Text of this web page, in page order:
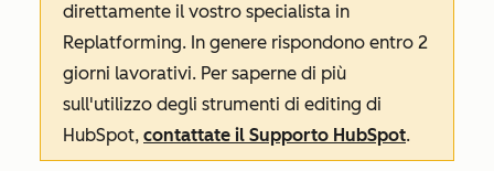
direttamente il vostro specialista in
Replatforming. In genere rispondono entro 2
giorni lavorativi. Per saperne di più
sull'utilizzo degli strumenti di editing di
HubSpot, contattate il Supporto HubSpot.